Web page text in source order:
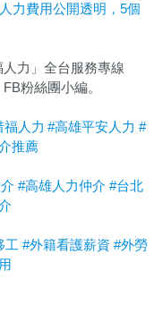
力費用公開透明，5個
力」全台服務專線
FB粉絲團小編。
福人力 #高雄平安人力 #
推薦
#高雄人力仲介 #台北
工 #外籍看護薪資 #外勞